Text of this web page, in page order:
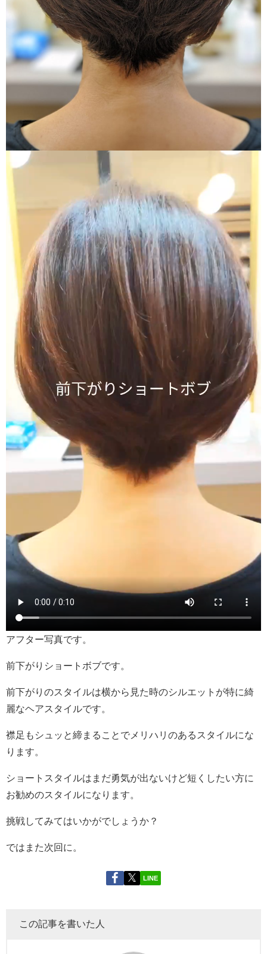
アフター写真です。
前下がりショートボブです。
前下がりのスタイルは横から見た時のシルエットが特に綺
麗なヘアスタイルです。
襟足もシュッと締まることでメリハリのあるスタイルにな
ります。
ショートスタイルはまだ勇気が出ないけど短くしたい方に
お勧めのスタイルになります。
挑戦してみてはいかがでしょうか？
ではまた次回に。
LINE
この記事を書いた人